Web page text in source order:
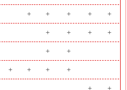
+ + + + +
+ + + +
+ +
+ + + +
+ +